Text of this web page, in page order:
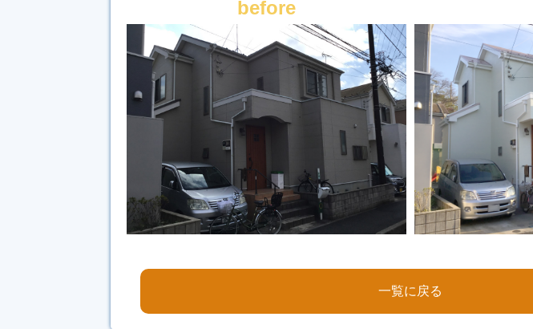
before
一覧に戻る